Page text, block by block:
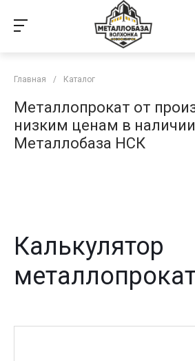
Главная / Каталог
Металлопрокат от
низким ценам в
Металлобаза НСК
Калькулятор